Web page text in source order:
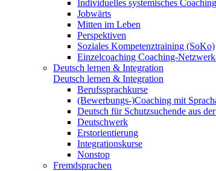
Individuelles systemisches
Jobwärts
Mitten im Leben
Perspektiven
Soziales Kompetenztraining (SoKo)
Einzelcoaching Coaching-
Deutsch lernen & Integration
Deutsch lernen & Integration
Berufssprachkurse
(Bewerbungs-)Coaching mit
Deutsch für Schutzsuchende aus
Deutschwerk
Erstorientierung
Integrationskurse
Nonstop
Fremdsprachen